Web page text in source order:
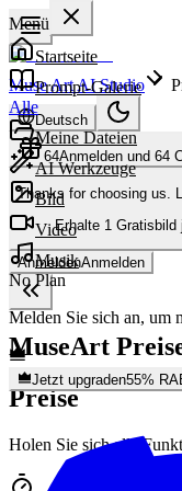
Muse Art AI Studio
Deutsch
64Anmelden und 64
Thanks for choosing us.
Erhalte 1 Gratisbild
AnmeldenAnmelden
Menü
Startseite
Prompt-Galerie
Alle
Meine Dateien
AI Werkzeuge
Bild
Video
Musik
No Plan
Melden Sie sich an, um
Jetzt upgraden55%
MuseArt
Preise
Holen Sie sich alle